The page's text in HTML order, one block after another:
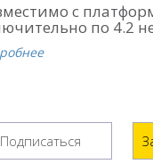
с
по 4.2
Подписаться